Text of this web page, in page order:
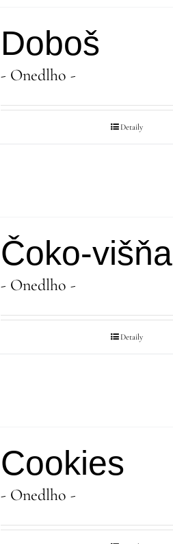
Doboš
- Onedlho -
Detaily
Čoko-višňa
- Onedlho -
Detaily
Cookies
- Onedlho -